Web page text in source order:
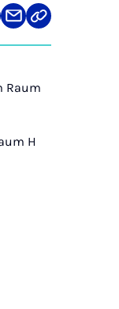
Teilen
über
Mail
Link
kopieren
Raum
H